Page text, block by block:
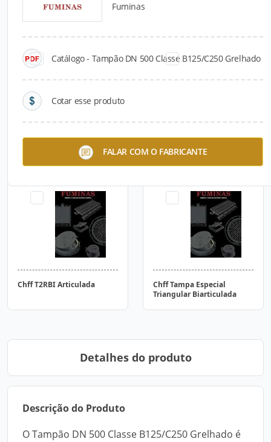
Fuminas
Catálogo - Tampão DN 500 Classe B125/C250 Grelhado
Cotar esse produto
FALAR COM O FABRICANTE
Catálogos para Download
Chff R.2 Articulada
Chff T2RBI Articulada
Chff Tampa Especial
Triangular Biarticulada
Detalhes do produto
Descrição do Produto
O Tampão DN 500 Classe B125/C250 Grelhado é